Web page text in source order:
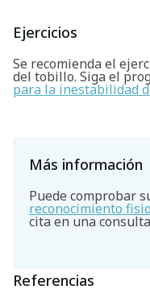
Ejercicios
Se recomienda el
del tobillo. Siga el
para la inestabilidad
Más información
Puede comprobar
reconocimiento
cita en una
Referencias